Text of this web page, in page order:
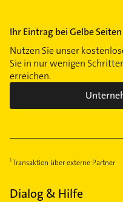
Ihr Eintrag bei Gelbe Seiten
Nutzen Sie unser
Sie in nur wenigen
erreichen.
Transaktion über externe Partner
Dialog & Hilfe